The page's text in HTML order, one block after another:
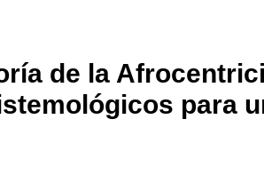
de la
para